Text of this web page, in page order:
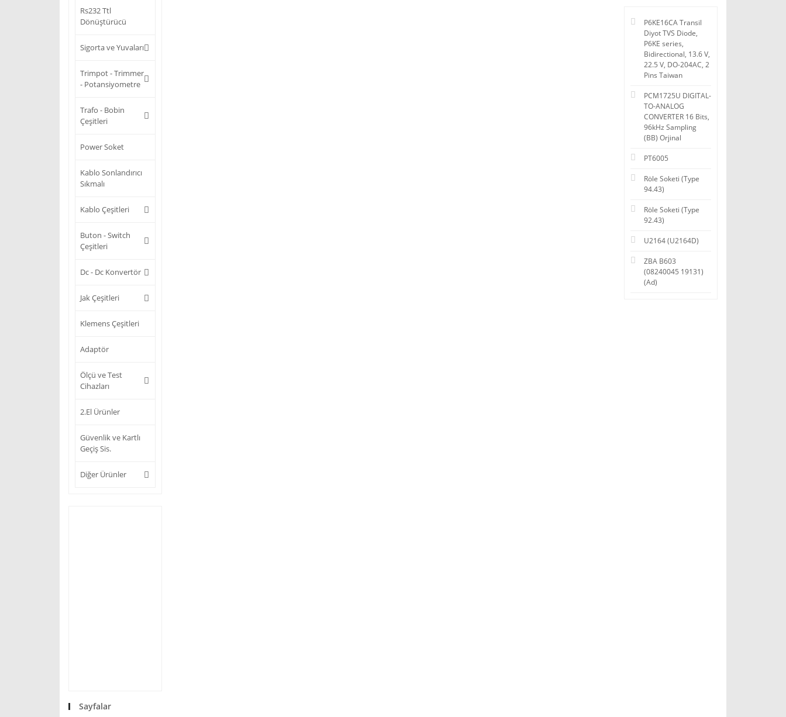
Rs232 Ttl
Dönüştürücü
Sigorta ve Yuvaları
Trimpot - Trimmer
- Potansiyometre
Trafo - Bobin
Çeşitleri
Power Soket
Kablo Sonlandırıcı
Sıkmalı
Kablo Çeşitleri
Buton - Switch
Çeşitleri
Dc - Dc Konvertör
Jak Çeşitleri
Klemens Çeşitleri
Adaptör
Ölçü ve Test
Cihazları
2.El Ürünler
Güvenlik ve Kartlı
Geçiş Sis.
Diğer Ürünler
Sayfalar
P6KE16CA Transil
Diyot TVS Diode,
P6KE series,
Bidirectional, 13.6 V,
22.5 V, DO-204AC, 2
Pins Taiwan
PCM1725U DIGITAL-
TO-ANALOG
CONVERTER 16 Bits,
96kHz Sampling
(BB) Orjinal
PT6005
Röle Soketi (Type
94.43)
Röle Soketi (Type
92.43)
U2164 (U2164D)
ZBA B603
(08240045 19131)
(Ad)